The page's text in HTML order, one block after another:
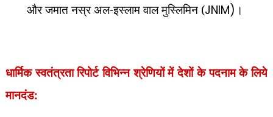
और जमात नस्र अल-इस्लाम वाल मुस्लिमिन (JNIM) ।
धार्मिक स्वतंत्रता रिपोर्टविभिन्न श्रेणियों में देशों के पदनाम के लिये
मानदंड: